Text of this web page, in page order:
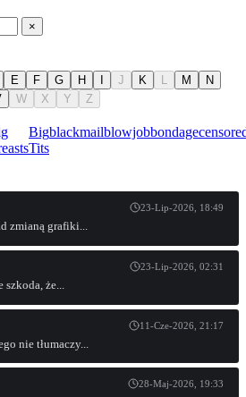
×
E F G H J K L M
N
W X Y Z
Big
Tits
blackmailblowjobbondage
23-Lip-2026, 18:49
zmianą grafiki...
23-Lip-2026, 02:31
że...
11-Cze-2026, 21:17
nie tłumaczy...
28-Maj-2026, 19:33